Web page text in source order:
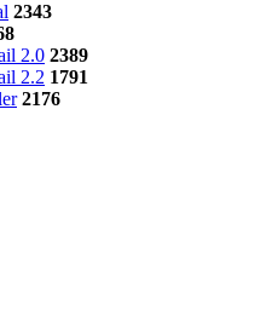
2343
2.0 2389
2.2 1791
2176